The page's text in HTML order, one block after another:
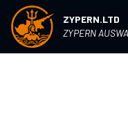
ZYPERN.LTD
ZYPERN